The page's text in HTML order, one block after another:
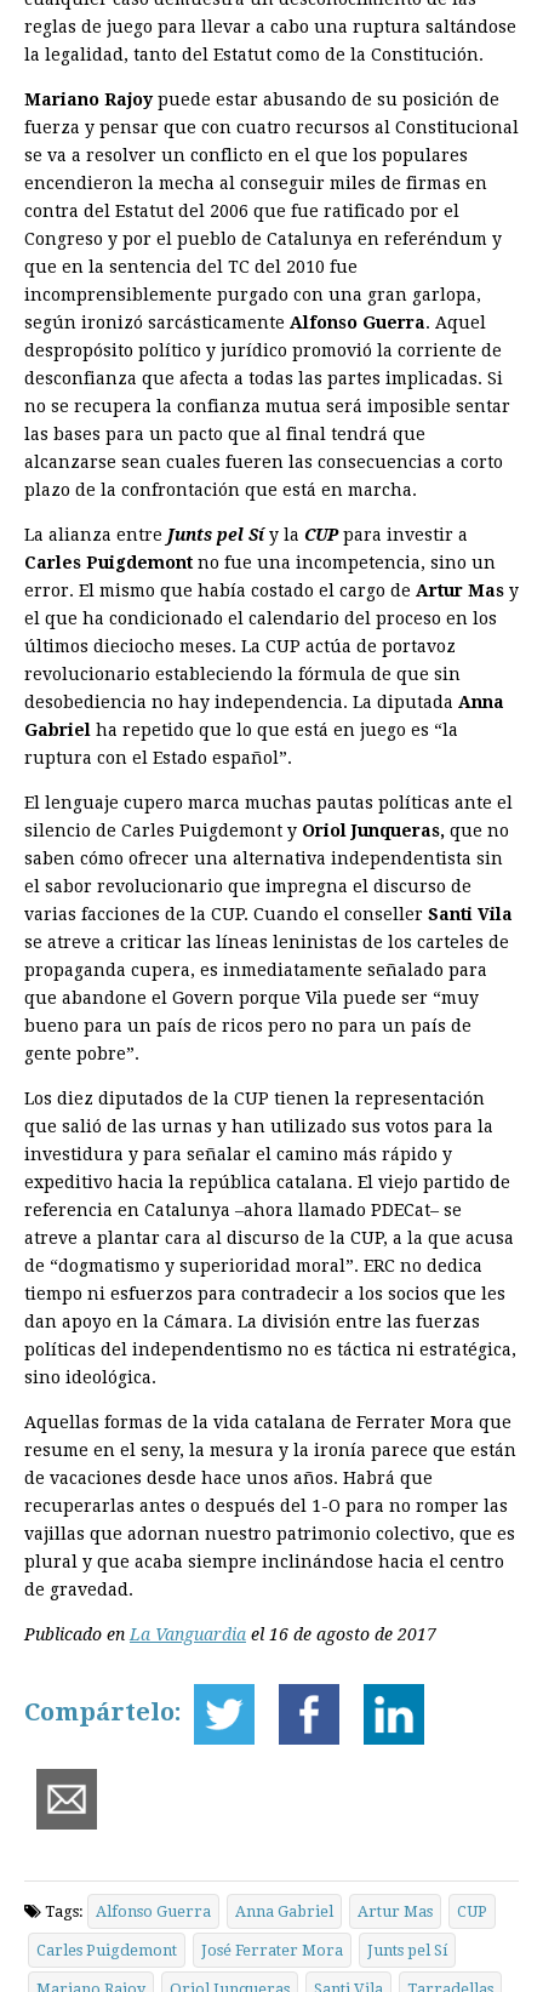
reglas de juego para llevar a cabo una ruptura saltándose
la legalidad, tanto del Estatut como de la Constitución.
Mariano Rajoypuede estar abusando de su posición de
fuerza y pensar que con cuatro recursos al Constitucional
se va a resolver un conflicto en el que los populares
encendieron la mecha al conseguir miles de firmas en
contra del Estatut del 2006 que fue ratificado por el
Congreso y por el pueblo de Catalunya en referéndum y
que en la sentencia del TC del 2010 fue
incomprensiblemente purgado con una gran garlopa,
según ironizó sarcásticamente Alfonso Guerra. Aquel
despropósito político y jurídico promovió la corriente de
desconfianza que afecta a todas las partes implicadas. Si
no se recupera la confianza mutua será imposible sentar
las bases para un pacto que al final tendrá que
alcanzarse sean cuales fueren las consecuencias a corto
plazo de la confrontación que está en marcha.
La alianza entre Junts pel Síy la CUP para investir a
Carles Puigdemont no fue una incompetencia, sino un
error. El mismo que había costado el cargo de Artur Mas y
el que ha condicionado el calendario del proceso en los
últimos dieciocho meses. La CUP actúa de portavoz
revolucionario estableciendo la fórmula de que sin
desobediencia no hay independencia. La diputada Anna
Gabriel ha repetido que lo que está en juego es “la
ruptura con el Estado español”.
El lenguaje cupero marca muchas pautas políticas ante el
silencio de Carles Puigdemont y Oriol Junqueras, que no
saben cómo ofrecer una alternativa independentista sin
el sabor revolucionario que impregna el discurso de
varias facciones de la CUP. Cuando el conseller Santi Vila
se atreve a criticar las líneas leninistas de los carteles de
propaganda cupera, es inmediatamente señalado para
que abandone el Govern porque Vila puede ser “muy
bueno para un país de ricos pero no para un país de
gente pobre”.
Los diez diputados de la CUP tienen la representación
que salió de las urnas y han utilizado sus votos para la
investidura y para señalar el camino más rápido y
expeditivo hacia la república catalana. El viejo partido de
referencia en Catalunya –ahora llamado PDECat– se
atreve a plantar cara al discurso de la CUP, a la que acusa
de “dogmatismo y superioridad moral”. ERC no dedica
tiempo ni esfuerzos para contradecir a los socios que les
dan apoyo en la Cámara. La división entre las fuerzas
políticas del indepen­dentismo no es táctica ni estratégica,
sino ideológica.
Aquellas formas de la vida catalana de Ferrater Mora que
resume en el seny, la mesura y la ironía parece que están
de vacaciones desde hace unos años. Habrá que
recuperarlas antes o después del 1-O para no romper las
vajillas que adornan nuestro patrimonio colectivo, que es
plural y que acaba siempre inclinándose hacia el centro
de gravedad.
Publicado en La Vanguardia el 16 de agosto de 2017
Compártelo:
Tags: Alfonso Guerra Anna Gabriel Artur Mas CUP
Carles Puigdemont José Ferrater Mora Junts pel Sí